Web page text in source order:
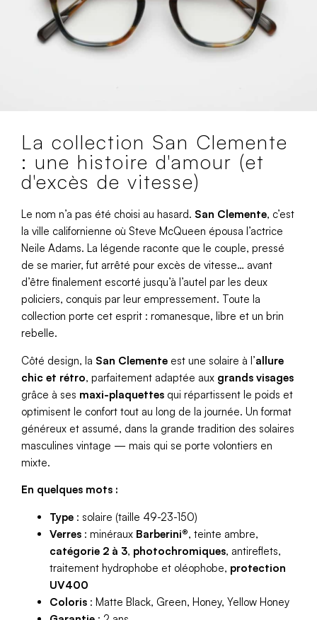
La collection San Clemente
: une histoire d'amour (et
d'excès de vitesse)
Le nom n’a pas été choisi au hasard. San Clemente, c’est
la ville californienne où Steve McQueen épousa l’actrice
Neile Adams. La légende raconte que le couple, pressé
de se marier, fut arrêté pour excès de vitesse… avant
d’être finalement escorté jusqu’à l’autel par les deux
policiers, conquis par leur empressement. Toute la
collection porte cet esprit : romanesque, libre et un brin
rebelle.
Côté design, la San Clemente est une solaire à l’allure
chic et rétro, parfaitement adaptée aux grands visages
grâce à ses maxi-plaquettes qui répartissent le poids et
optimisent le confort tout au long de la journée. Un format
généreux et assumé, dans la grande tradition des solaires
masculines vintage — mais qui se porte volontiers en
mixte.
En quelques mots :
Type : solaire (taille 49-23-150)
Verres : minéraux Barberini®, teinte ambre,
catégorie 2 à 3, photochromiques, antireflets,
traitement hydrophobe et oléophobe, protection
UV400
Coloris : Matte Black, Green, Honey, Yellow Honey